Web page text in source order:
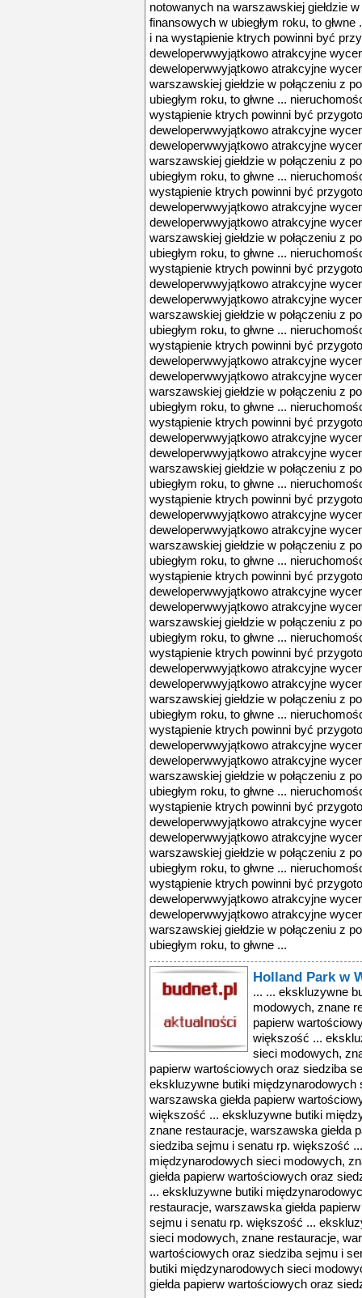
notowanych na warszawskiej giełdzie
finansowych w ubiegłym roku, to
i na wystąpienie ktrych powinni być
deweloperwwyjątkowo atrakcyjne
deweloperwwyjątkowo atrakcyjne
warszawskiej giełdzie w połączeniu z
ubiegłym roku, to głwne ...
wystąpienie ktrych powinni być
deweloperwwyjątkowo atrakcyjne
deweloperwwyjątkowo atrakcyjne
warszawskiej giełdzie w połączeniu z
ubiegłym roku, to głwne ...
wystąpienie ktrych powinni być
deweloperwwyjątkowo atrakcyjne
deweloperwwyjątkowo atrakcyjne
warszawskiej giełdzie w połączeniu z
ubiegłym roku, to głwne ...
wystąpienie ktrych powinni być
deweloperwwyjątkowo atrakcyjne
deweloperwwyjątkowo atrakcyjne
warszawskiej giełdzie w połączeniu z
ubiegłym roku, to głwne ...
wystąpienie ktrych powinni być
deweloperwwyjątkowo atrakcyjne
deweloperwwyjątkowo atrakcyjne
warszawskiej giełdzie w połączeniu z
ubiegłym roku, to głwne ...
wystąpienie ktrych powinni być
deweloperwwyjątkowo atrakcyjne
deweloperwwyjątkowo atrakcyjne
warszawskiej giełdzie w połączeniu z
ubiegłym roku, to głwne ...
wystąpienie ktrych powinni być
deweloperwwyjątkowo atrakcyjne
deweloperwwyjątkowo atrakcyjne
warszawskiej giełdzie w połączeniu z
ubiegłym roku, to głwne ...
wystąpienie ktrych powinni być
deweloperwwyjątkowo atrakcyjne
deweloperwwyjątkowo atrakcyjne
warszawskiej giełdzie w połączeniu z
ubiegłym roku, to głwne ...
wystąpienie ktrych powinni być
deweloperwwyjątkowo atrakcyjne
deweloperwwyjątkowo atrakcyjne
warszawskiej giełdzie w połączeniu z
ubiegłym roku, to głwne ...
wystąpienie ktrych powinni być
deweloperwwyjątkowo atrakcyjne
deweloperwwyjątkowo atrakcyjne
warszawskiej giełdzie w połączeniu z
ubiegłym roku, to głwne ...
wystąpienie ktrych powinni być
deweloperwwyjątkowo atrakcyjne
deweloperwwyjątkowo atrakcyjne
warszawskiej giełdzie w połączeniu z
ubiegłym roku, to głwne ...
wystąpienie ktrych powinni być
deweloperwwyjątkowo atrakcyjne
deweloperwwyjątkowo atrakcyjne
warszawskiej giełdzie w połączeniu z
ubiegłym roku, to głwne ...
Holland Park w
... ... ekskluzywne
modowych, znane
papierw
większość ...
sieci modowych,
papierw wartościowych oraz siedziba
ekskluzywne butiki
warszawska giełda papierw
większość ... ekskluzywne butiki
znane restauracje, warszawska giełda
siedziba sejmu i senatu rp. większość
międzynarodowych sieci modowych,
giełda papierw wartościowych oraz
... ekskluzywne butiki
restauracje, warszawska giełda
sejmu i senatu rp. większość ...
sieci modowych, znane restauracje,
wartościowych oraz siedziba sejmu i
butiki międzynarodowych sieci
giełda papierw wartościowych oraz